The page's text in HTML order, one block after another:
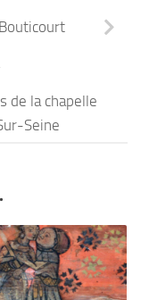
de la chapelle
Seine